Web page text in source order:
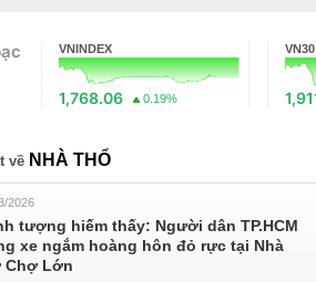
VNINDEX
1,768.06 0.19%
VN30
về NHÀ THỔ
2026
tượng hiếm thấy: Người dân TP.HCM
xe ngắm hoàng hôn đỏ rực tại Nhà
Chợ Lớn